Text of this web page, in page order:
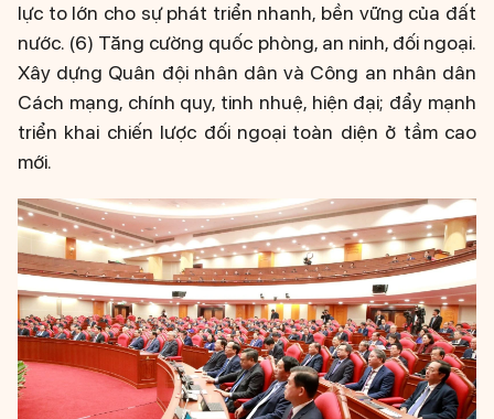
lực to lớn cho sự phát triển nhanh, bền vững của đất
nước. (6) Tăng cường quốc phòng, an ninh, đối ngoại.
Xây dựng Quân đội nhân dân và Công an nhân dân
Cách mạng, chính quy, tinh nhuệ, hiện đại; đẩy mạnh
triển khai chiến lược đối ngoại toàn diện ở tầm cao
mới.